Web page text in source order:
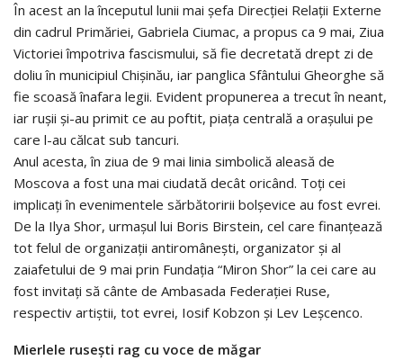
În acest an la începutul lunii mai șefa Direcției Relații Externe
din cadrul Primăriei, Gabriela Ciumac, a propus ca 9 mai, Ziua
Victoriei împotriva fascismului, să fie decretată drept zi de
doliu în municipiul Chișinău, iar panglica Sfântului Gheorghe să
fie scoasă înafara legii. Evident propunerea a trecut în neant,
iar rușii și-au primit ce au poftit, piața centrală a orașului pe
care l-au călcat sub tancuri.
Anul acesta, în ziua de 9 mai linia simbolică aleasă de
Moscova a fost una mai ciudată decât oricând. Toți cei
implicați în evenimentele sărbătoririi bolșevice au fost evrei.
De la Ilya Shor, urmașul lui Boris Birstein, cel care finanțează
tot felul de organizații antiromâneşti, organizator și al
zaiafetului de 9 mai prin Fundaţia “Miron Shor” la cei care au
fost invitați să cânte de Ambasada Federaţiei Ruse,
respectiv artiștii, tot evrei, Iosif Kobzon şi Lev Leşcenco.
Mierlele rusești rag cu voce de măgar